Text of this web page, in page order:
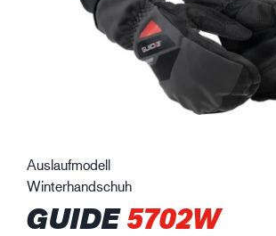
Auslaufmodell
Winterhandschuh
GUIDE5702W